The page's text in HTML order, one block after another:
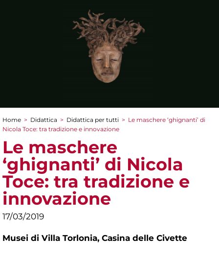
Tu sei qui
Home > Didattica > Didattica per tutti > Le maschere ‘ghignanti’ di
Nicola Toce: tra tradizione e innovazione
Le maschere
‘ghignanti’ di Nicola
Toce: tra tradizione e
innovazione
17/03/2019
Musei di Villa Torlonia, Casina delle Civette